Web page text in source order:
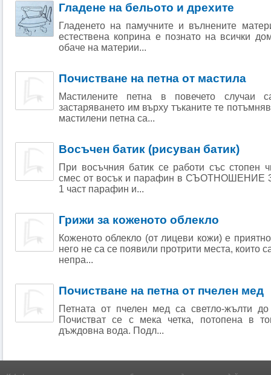
Гладене на бельото и дрехите
Гладенето на памучните и вълнените
естествена коприна е познато на всички
обаче на материи...
Почистване на петна от мастила
Мастилените петна в повечето случаи
застаряването им върху тъканите те
мастилени петна са...
Восъчен батик (рисуван батик)
При восъчния батик се работи със стопен
смес от восък и парафин в СЪОТНОШЕНИЕ 3
1 част парафин и...
Грижи за коженото облекло
Коженото облекло (от лицеви кожи) е
него не са се появили протрити места, които
непра...
Почистване на петна от пчелен мед
Петната от пчелен мед са светло-жълти
Почистват се с мека четка, потопена в
дъждовна вода. Подл...